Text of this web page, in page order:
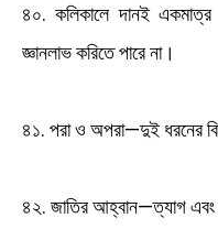
৪০. কলিকালে দানই একমাত্র
জ্ঞানলাভ করিতে পারে না।
৪১. পরা ও অপরা—দুই ধরনের
৪২. জাতির আহ্বান—ত্যাগ এবং